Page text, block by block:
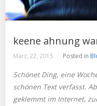
keene ahnung
März, 22, 2015 Posted in
Schönet Ding, eine
schönen Text verfasst.
geklemmt im Internet,